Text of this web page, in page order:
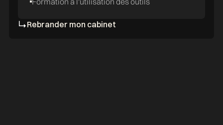
Rebrander mon cabinet